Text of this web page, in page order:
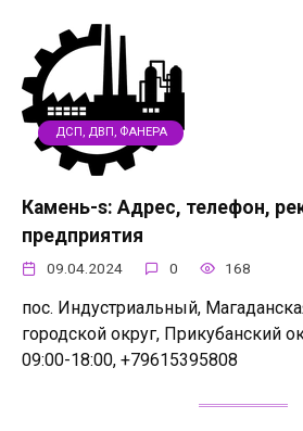
ДСП, ДВП, ФАНЕРА
Камень-s: Адрес, телефон,
предприятия
09.04.2024 0 168
пос. Индустриальный,
городской округ, Прикубанский
09:00-18:00, +79615395808